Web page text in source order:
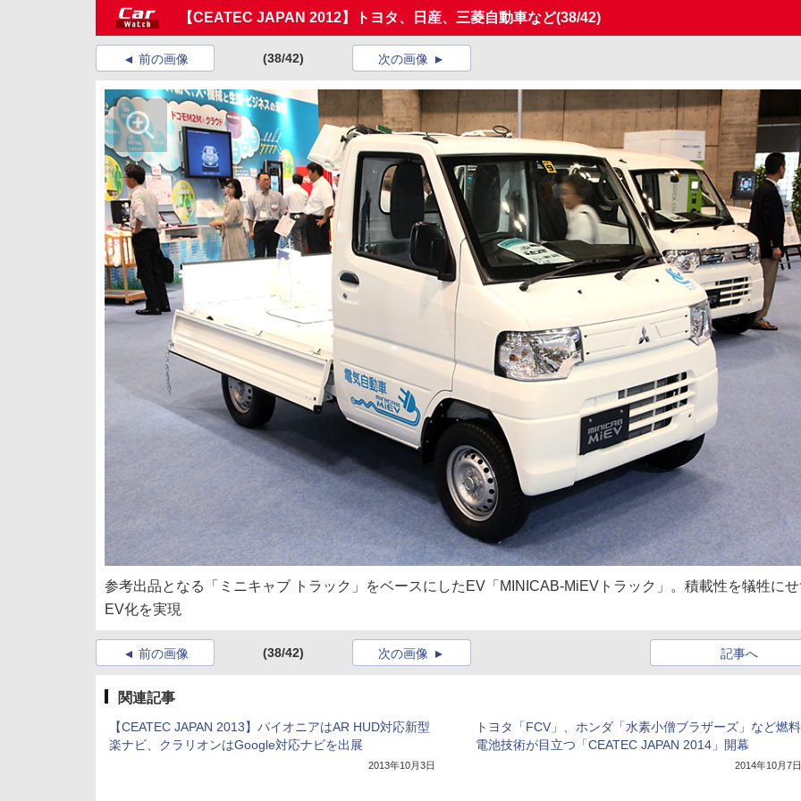
【CEATEC JAPAN 2012】トヨタ、日産、三菱自動車など(38/42)
前の画像 (38/42) 次の画像
参考出品となる「ミニキャブ トラック」をベースにしたEV「MINICAB-MiEVトラック」。積載性を犠牲に
EV化を実現
前の画像 (38/42) 記事へ
次の画像
関連記事
【CEATEC JAPAN 2013】パイオニアはAR HUD対応新型
楽ナビ、クラリオンはGoogle対応ナビを出展
2013年10月3日
トヨタ「FCV」、ホンダ「水素小僧ブラザーズ」など燃料
電池技術が目立つ「CEATEC JAPAN 2014」開幕
2014年10月7日